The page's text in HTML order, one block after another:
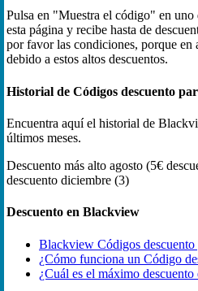
Pulsa en "Muestra el código" en uno
esta página y recibe hasta de
por favor las condiciones, porque en
debido a estos altos descuentos.
Historial de Códigos descuento
Encuentra aquí el historial de
últimos meses.
Descuento más alto agosto (5€
descuento diciembre (3)
Descuento en Blackview
Blackview Códigos descuento
¿Cómo funciona un Código
¿Cuál es el máximo